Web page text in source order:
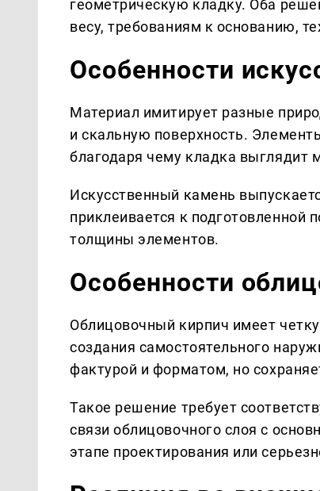
геометрическую кладку. Оба
весу, требованиям к основанию,
Особенности
Материал имитирует разные
и скальную поверхность.
благодаря чему кладка выглядит
Искусственный камень
приклеивается к подготовленной
толщины элементов.
Особенности
Облицовочный кирпич имеет
создания самостоятельного
фактурой и форматом, но
Такое решение требует
связи облицовочного слоя с
этапе проектирования или